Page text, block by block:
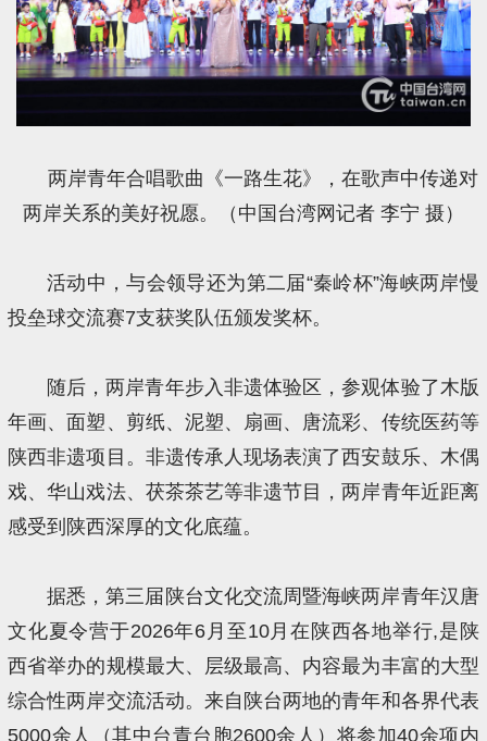
两岸青年合唱歌曲《一路生花》，在歌声中传递对
两岸关系的美好祝愿。（中国台湾网记者 李宁 摄）
活动中，与会领导还为第二届“秦岭杯”海峡两岸慢
投垒球交流赛7支获奖队伍颁发奖杯。
随后，两岸青年步入非遗体验区，参观体验了木版
年画、面塑、剪纸、泥塑、扇画、唐流彩、传统医药等
陕西非遗项目。非遗传承人现场表演了西安鼓乐、木偶
戏、华山戏法、茯茶茶艺等非遗节目，两岸青年近距离
感受到陕西深厚的文化底蕴。
据悉，第三届陕台文化交流周暨海峡两岸青年汉唐
文化夏令营于2026年6月至10月在陕西各地举行,是陕
西省举办的规模最大、层级最高、内容最为丰富的大型
综合性两岸交流活动。来自陕台两地的青年和各界代表
5000余人（其中台青台胞2600余人）将参加40余项内